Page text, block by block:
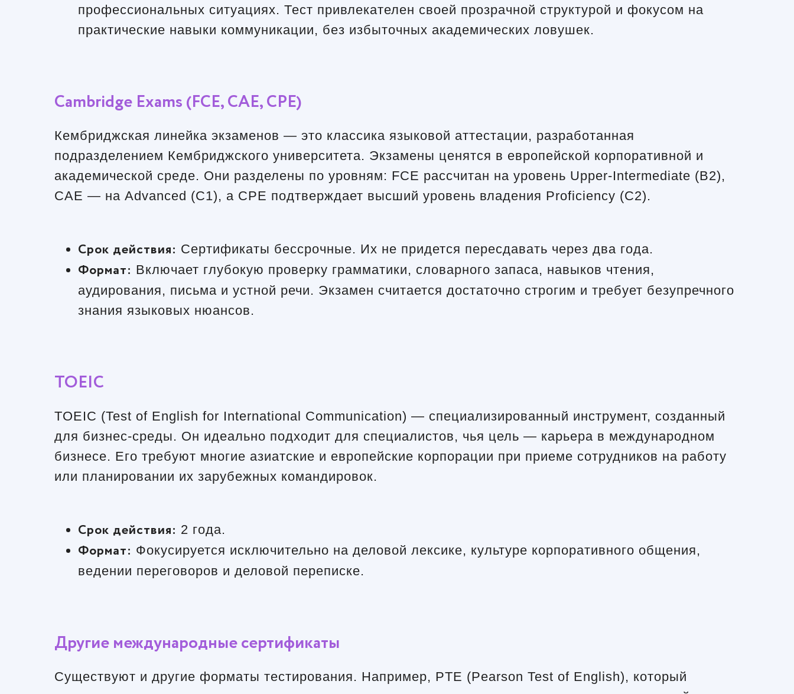
профессиональных ситуациях. Тест привлекателен своей прозрачной структурой и фокусом на
практические навыки коммуникации, без избыточных академических ловушек.
Cambridge Exams (FCE, CAE, CPE)
Кембриджская линейка экзаменов — это классика языковой аттестации, разработанная
подразделением Кембриджского университета. Экзамены ценятся в европейской корпоративной и
академической среде. Они разделены по уровням: FCE рассчитан на уровень Upper-Intermediate (B2),
CAE — на Advanced (C1), а CPE подтверждает высший уровень владения Proficiency (C2).
Срок действия: Сертификаты бессрочные. Их не придется пересдавать через два года.
Формат: Включает глубокую проверку грамматики, словарного запаса, навыков чтения,
аудирования, письма и устной речи. Экзамен считается достаточно строгим и требует безупречного
знания языковых нюансов.
TOEIC
TOEIC (Test of English for International Communication) — специализированный инструмент, созданный
для бизнес-среды. Он идеально подходит для специалистов, чья цель — карьера в международном
бизнесе. Его требуют многие азиатские и европейские корпорации при приеме сотрудников на работу
или планировании их зарубежных командировок.
Срок действия: 2 года.
Формат: Фокусируется исключительно на деловой лексике, культуре корпоративного общения,
ведении переговоров и деловой переписке.
Другие международные сертификаты
Существуют и другие форматы тестирования. Например, PTE (Pearson Test of English), который